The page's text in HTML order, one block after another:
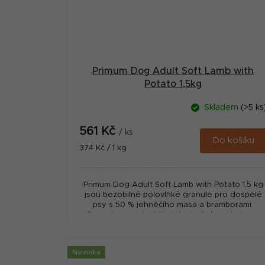
Primum Dog Adult Soft Lamb with
Potato 1,5kg
Skladem (>5
561 Kč / ks
Měrná
374 Kč / 1 kg
Do košíku
Primum Dog Adult Soft Lamb with Potato 1,5 kg
jsou bezobilné polovlhké granule pro dospělé
psy s 50 % jehněčího masa a bramborami.
Receptura s jehněčím jako jediným zdrojem...
Novinka